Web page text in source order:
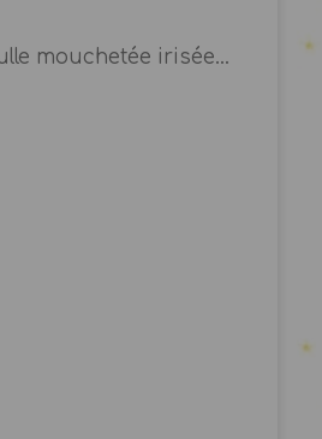
mouchetée irisée...